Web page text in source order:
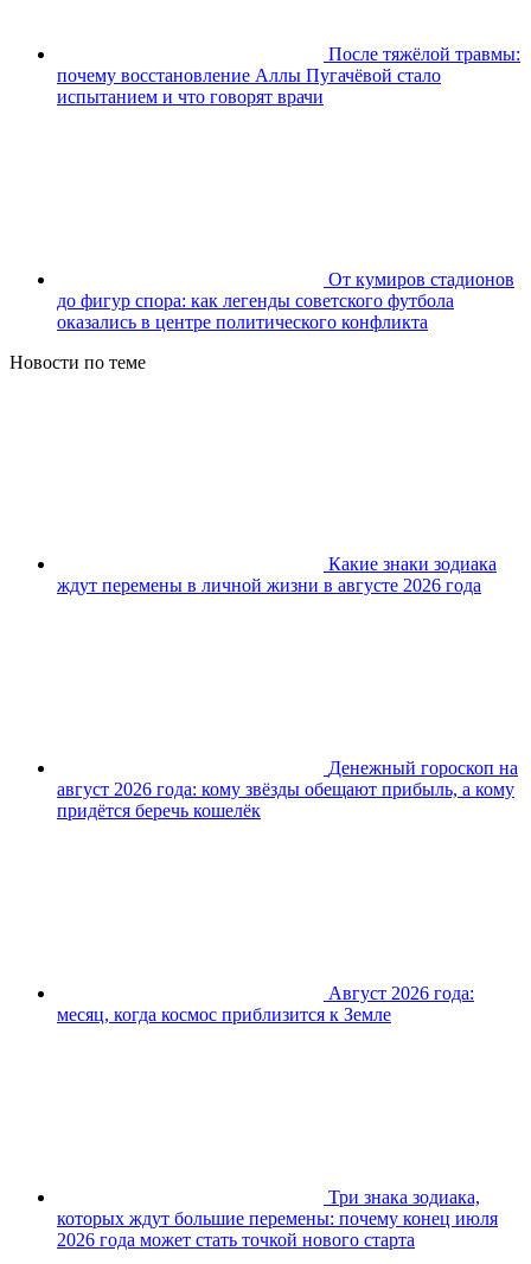
После тяжёлой травмы:
почему восстановление Аллы Пугачёвой стало
испытанием и что говорят врачи
От кумиров стадионов
до фигур спора: как легенды советского футбола
оказались в центре политического конфликта
Новости по теме
Какие знаки зодиака
ждут перемены в личной жизни в августе 2026 года
Денежный гороскоп на
август 2026 года: кому звёзды обещают прибыль, а кому
придётся беречь кошелёк
Август 2026 года:
месяц, когда космос приблизится к Земле
Три знака зодиака,
которых ждут большие перемены: почему конец июля
2026 года может стать точкой нового старта